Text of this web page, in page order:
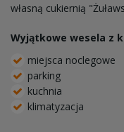
własną cukiernią
Wyjątkowe wesela z
miejsca noclegowe
parking
kuchnia
klimatyzacja